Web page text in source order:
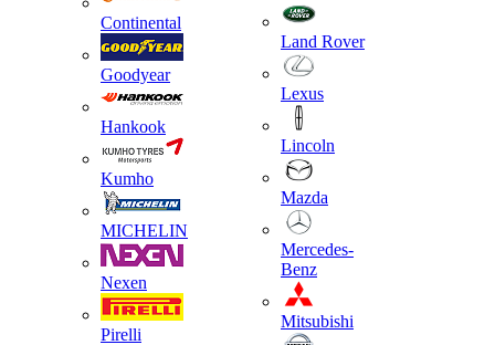
Continental
Goodyear
Hankook
Kumho
MICHELIN
Nexen
Pirelli
Land Rover
Lexus
Lincoln
Mazda
Mercedes-
Benz
Mitsubishi